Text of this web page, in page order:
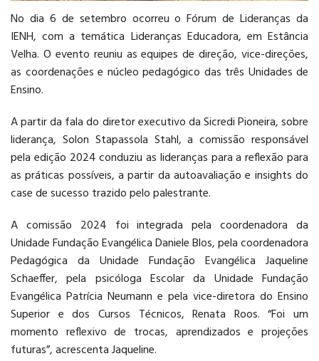
PÓS-GRADUAÇÃO
CURSOS E EVENTOS
No dia 6 de setembro ocorreu o Fórum de Lideranças da
IENH, com a temática Lideranças Educadora, em Estância
Velha. O evento reuniu as equipes de direção, vice-direções,
as coordenações e núcleo pedagógico das três Unidades de
Ensino.
A partir da fala do diretor executivo da Sicredi Pioneira, sobre
liderança, Solon Stapassola Stahl, a comissão responsável
pela edição 2024 conduziu as lideranças para a reflexão para
as práticas possíveis, a partir da autoavaliação e insights do
case de sucesso trazido pelo palestrante.
A comissão 2024 foi integrada pela coordenadora da
Unidade Fundação Evangélica Daniele Blos, pela coordenadora
Pedagógica da Unidade Fundação Evangélica Jaqueline
Schaeffer, pela psicóloga Escolar da Unidade Fundação
Evangélica Patrícia Neumann e pela vice-diretora do Ensino
Superior e dos Cursos Técnicos, Renata Roos. “Foi um
momento reflexivo de trocas, aprendizados e projeções
futuras”, acrescenta Jaqueline.